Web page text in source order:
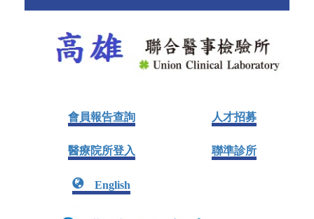
會員報告查詢 人才招募
醫療院所登入 聯準診所
English